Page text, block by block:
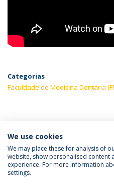
Categorias
Faculdade de Medicina Dentária
ÚLTIMAS NOTÍCIAS
Política de Privacidade
We use cookies
We may place these for analysis of
website, show personalised content
experience. For more information
settings.